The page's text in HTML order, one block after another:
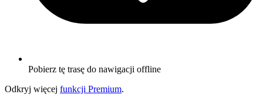
Pobierz tę trasę do nawigacji offline
Odkryj więcej funkcji Premium.